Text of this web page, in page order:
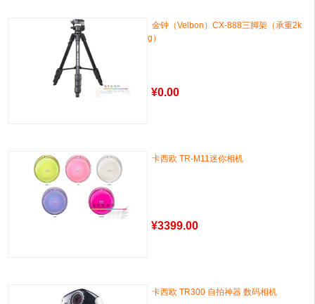
金钟（Velbon）CX-888三脚架（承重2k
g）
¥0.00
卡西欧 TR-M11迷你相机
¥3399.00
卡西欧 TR300 自拍神器 数码相机